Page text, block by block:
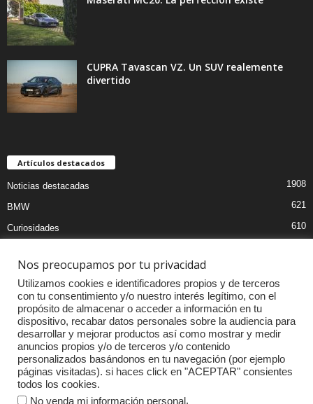
CUPRA Tavascan VZ. Un SUV realemente
divertido
Artículos destacados
Noticias destacadas 1908
BMW 621
Curiosidades 610
Audi
MOTOS
Competiciones
Mercedes
Accesorios
Porsche 232
Nos preocupamos por tu privacidad
Utilizamos cookies e identificadores propios y de terceros
con tu consentimiento y/o nuestro interés legítimo, con el
propósito de almacenar o acceder a información en tu
dispositivo, recabar datos personales sobre la audiencia para
desarrollar y mejorar productos así como mostrar y medir
anuncios propios y/o de terceros y/o contenido
personalizados basándonos en tu navegación (por ejemplo
páginas visitadas). si haces click en "ACEPTAR" consientes
todos los cookies.
No venda mi información personal .